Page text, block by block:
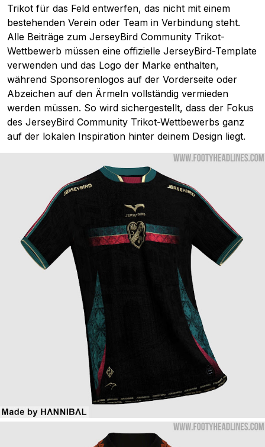
Trikot für das Feld entwerfen, das nicht mit einem
bestehenden Verein oder Team in Verbindung steht.
Alle Beiträge zum JerseyBird Community Trikot-
Wettbewerb müssen eine offizielle JerseyBird-Template
verwenden und das Logo der Marke enthalten,
während Sponsorenlogos auf der Vorderseite oder
Abzeichen auf den Ärmeln vollständig vermieden
werden müssen. So wird sichergestellt, dass der Fokus
des JerseyBird Community Trikot-Wettbewerbs ganz
auf der lokalen Inspiration hinter deinem Design liegt.